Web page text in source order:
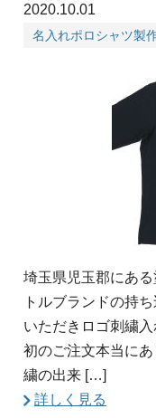
2020.10.01
名入れポロシャツ製
埼玉県児玉郡にあ
トルブランドの持
いただきロゴ刺繍
初のご注文本当に
繍の出来 […]
詳しく見る